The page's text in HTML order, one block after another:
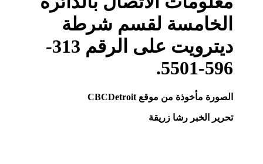
الخامسة لقسم شرطة
ديترويت على الرقم 313-
596-5501.
الصورة مأخوذة من موقع CBCDetroit
تحرير الخبر رشا زريقة